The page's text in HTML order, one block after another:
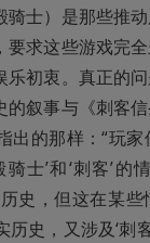
骑士）是那些推
要求这些游戏完
乐初衷。真正的
的叙事与《刺客
出的那样：“玩
士’和‘刺客’的
史，但这在某
史，又涉及‘刺